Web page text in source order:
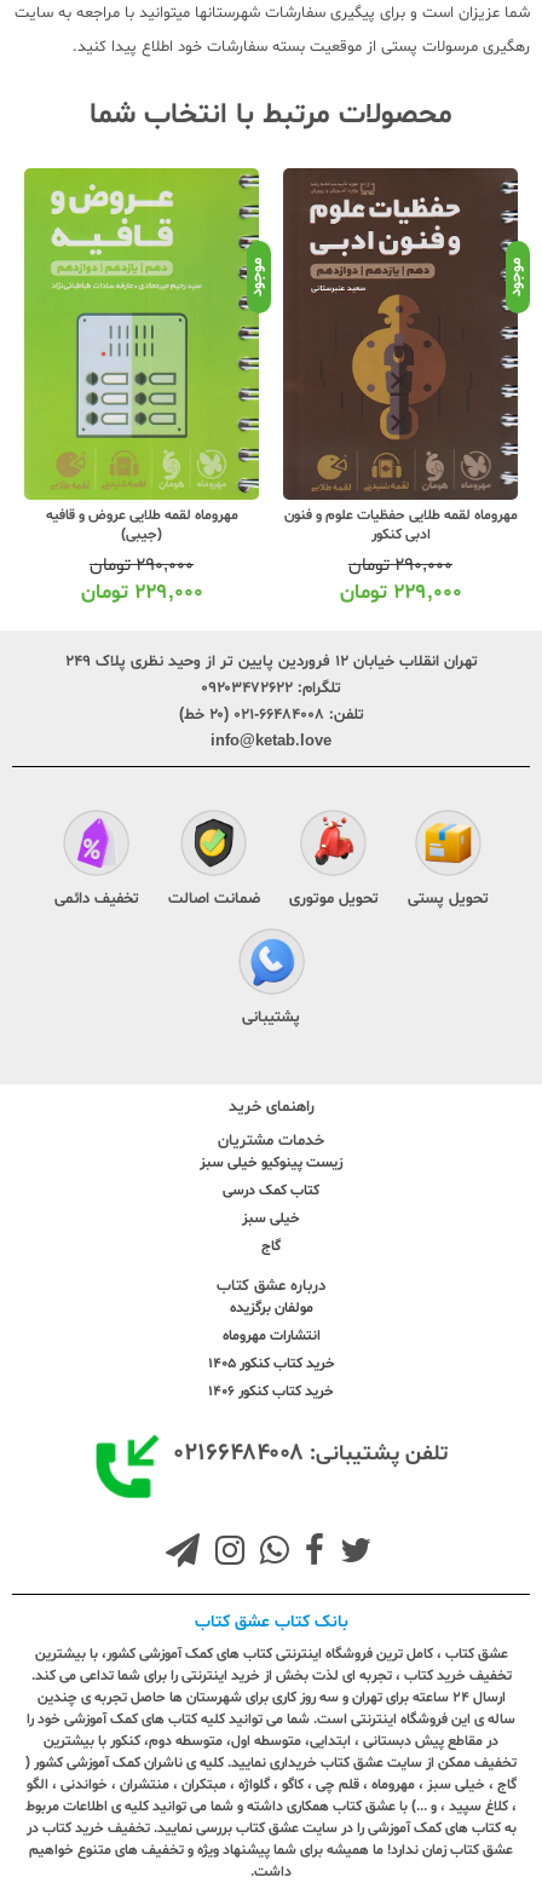
شما عزیزان است و برای پیگیری سفارشات شهرستانها میتوانید با مراجعه به سایت
رهگیری مرسولات پستی از موقعیت بسته سفارشات خود اطلاع پیدا کنید.
محصولات مرتبط با انتخاب شما
موجود
مهروماه لقمه طلایی حفظیات علوم و فنون
ادبی کنکور
۲۹۰,۰۰۰تومان
۲۲۹,۰۰۰ تومان
موجود
مهروماه لقمه طلایی عروض و قافیه
(جیبی)
۲۹۰,۰۰۰تومان
۲۲۹,۰۰۰ تومان
تهران انقلاب خیابان ۱۲ فروردین پایین تر از وحید نظری پلاک ۲۴۹
تلگرام: ۰۹۲۰۳۴۷۲۶۲۲
تلفن: ۶۶۴۸۴۰۰۸-۰۲۱ (۲۰ خط)
info@ketab.love
تحویل پستی تحویل موتوری ضمانت اصالت تخفیف دائمی
پشتیبانی
راهنمای خرید
خدمات مشتریان
زیست پینوکیو خیلی سبز
کتاب کمک درسی
خیلی سبز
گاج
درباره عشق کتاب
مولفان برگزیده
انتشارات مهروماه
خرید کتاب کنکور 1405
خرید کتاب کنکور 1406
تلفن پشتیبانی: ۰۲۱۶۶۴۸۴۰۰۸
بانک کتاب عشق کتاب
عشق کتاب ، کامل ترین فروشگاه اینترنتی کتاب های کمک آموزشی کشور، با بیشترین
تخفیف خرید کتاب ، تجربه ای لذت بخش از خرید اینترنتی را برای شما تداعی می کند.
ارسال ٢٤ ساعته برای تهران و سه روز کاری برای شهرستان ها حاصل تجربه ی چندین
ساله ی این فروشگاه اینترنتی است. شما می توانید کلیه کتاب های کمک آموزشی خود را
در مقاطع پیش دبستانی ، ابتدایی، متوسطه اول، متوسطه دوم، کنکور با بیشترین
تخفیف ممکن از سایت عشق کتاب خریداری نمایید. کلیه ی ناشران کمک آموزشی کشور (
گاج ، خیلی سبز ، مهروماه ، قلم چی ، کاگو ، گلواژه ، مبتکران ، منتشران ، خواندنی ، الگو
، کلاغ سپید ، و ...) با عشق کتاب همکاری داشته و شما می توانید کلیه ی اطلاعات مربوط
به کتاب های کمک آموزشی را در سایت عشق کتاب بررسی نمایید. تخفیف خرید کتاب در
عشق کتاب زمان ندارد! ما همیشه برای شما پیشنهاد ویژه و تخفیف های متنوع خواهیم
داشت.